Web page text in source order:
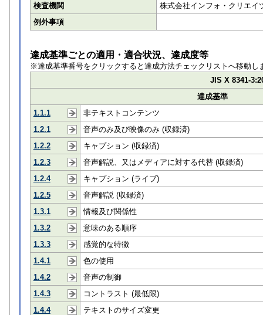
検査機関
株式会社インフォ・クリエイ
例外事項
達成基準ごとの適用・適合状況、達成度等
※達成基準番号をクリックすると達成方法チェックリストへ移動し
JIS X 8341-
達成基準
1.1.1
非テキストコンテンツ
1.2.1
音声のみ及び映像のみ (収録済)
1.2.2
キャプション (収録済)
1.2.3
音声解説、又はメディアに対する代替 (収録済)
1.2.4
キャプション (ライブ)
1.2.5
音声解説 (収録済)
1.3.1
情報及び関係性
1.3.2
意味のある順序
1.3.3
感覚的な特徴
1.4.1
色の使用
1.4.2
音声の制御
1.4.3
コントラスト (最低限)
1.4.4
テキストのサイズ変更